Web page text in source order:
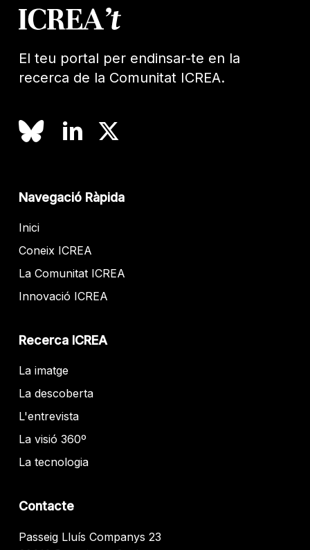
El teu portal per endinsar-te en la
recerca de la Comunitat ICREA.
Navegació Ràpida
Inici
Coneix ICREA
La Comunitat ICREA
Innovació ICREA
Recerca ICREA
La imatge
La descoberta
L'entrevista
La visió 360º
La tecnologia
Contacte
Passeig Lluís Companys 23